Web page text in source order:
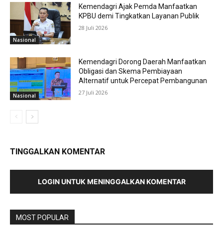
Nasional
Kemendagri Ajak Pemda Manfaatkan
KPBU demi Tingkatkan Layanan Publik
28 Juli 2026
Nasional
Kemendagri Dorong Daerah Manfaatkan
Obligasi dan Skema Pembiayaan
Alternatif untuk Percepat Pembangunan
27 Juli 2026
TINGGALKAN KOMENTAR
LOGIN UNTUK MENINGGALKAN KOMENTAR
MOST POPULAR